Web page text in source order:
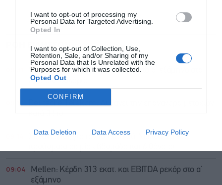
I want to opt-out of processing my
Personal Data for Targeted Advertising.
Opted In
I want to opt-out of Collection, Use,
Retention, Sale, and/or Sharing of my
Personal Data that Is Unrelated with the
Purposes for which it was collected.
Opted Out
CONFIRM
Data Deletion Data Access Privacy Policy
ΡΟΗ ΕΙΔΗΣΕΩΝ ΔΗΜΟΦΙΛΗ
Swiss Re: Άνοδος 9% στα κέρδη το α’ εξάμηνο στα
2,83 δισ. δολάρια
09:17
Deutsche Telekom: Αυξάνει την επαναγορά μετοχών
κατά 3 δισ.
Συναγερμός για τον ιό Δυτικού Νείλου: 23 νέα
09:04
Metlen: Κέρδη 313 εκατ. και EBITDA ρεκόρ στο α’
εξάμηνο